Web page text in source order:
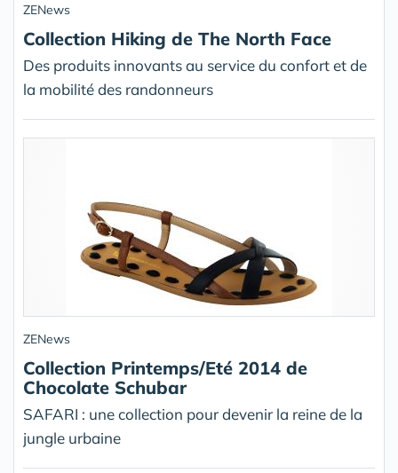
ZENews
Collection Hiking de The North Face
Des produits innovants au service du confort et de
la mobilité des randonneurs
ZENews
Collection Printemps/Eté 2014 de
Chocolate Schubar
SAFARI : une collection pour devenir la reine de la
jungle urbaine